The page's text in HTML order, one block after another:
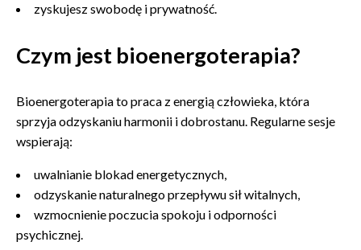
zyskujesz swobodę i prywatność.
Czym jest bioenergoterapia?
Bioenergoterapia to praca z energią człowieka, która
sprzyja odzyskaniu harmonii i dobrostanu. Regularne sesje
wspierają:
uwalnianie blokad energetycznych,
odzyskanie naturalnego przepływu sił witalnych,
wzmocnienie poczucia spokoju i odporności
psychicznej.